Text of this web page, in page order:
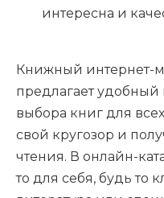
интересна и
Книжный интернет-
предлагает
выбора книг для
свой кругозор и
чтения. В онлайн-
то для себя, будь то